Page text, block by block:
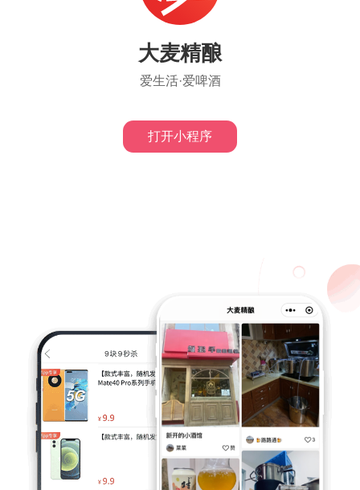
大麦精酿
爱生活·爱啤酒
打开小程序